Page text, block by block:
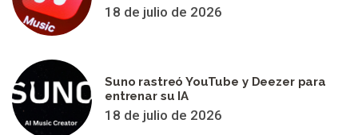
18 de julio de 2026
Suno rastreó YouTube y Deezer para
entrenar su IA
18 de julio de 2026